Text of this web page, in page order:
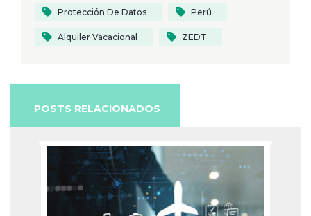
Protección De Datos Perú
Alquiler Vacacional ZEDT
POSTS RELACIONADOS